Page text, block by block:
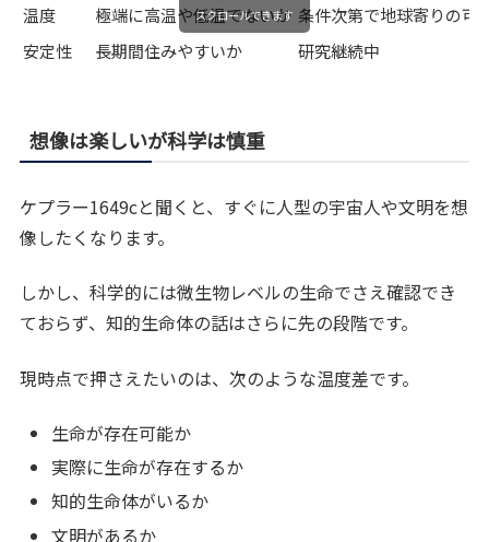
温度
極端に高温や低温でないか 条件次第で地球寄りの可
安定性
長期間住みやすいか 研究継続中
スクロールできます
想像は楽しいが科学は慎重
ケプラー1649cと聞くと、すぐに人型の宇宙人や文明を想
像したくなります。
しかし、科学的には微生物レベルの生命でさえ確認でき
ておらず、知的生命体の話はさらに先の段階です。
現時点で押さえたいのは、次のような温度差です。
生命が存在可能か
実際に生命が存在するか
知的生命体がいるか
文明があるか